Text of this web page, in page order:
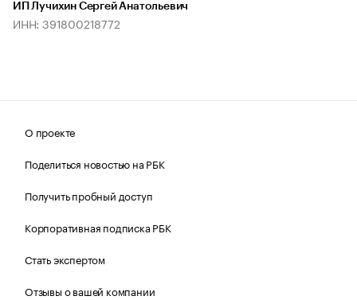
ИП Лучихин Сергей Анатольевич
ИНН: 391800218772
О проекте
Поделиться новостью на РБК
Получить пробный доступ
Корпоративная подписка РБК
Стать экспертом
Отзывы о вашей компании